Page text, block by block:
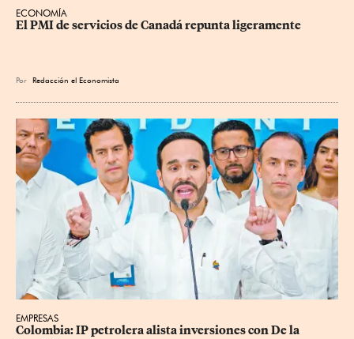
ECONOMÍA
El PMI de servicios de Canadá repunta ligeramente
Por Redacción el Economista
EMPRESAS
Colombia: IP petrolera alista inversiones con De la